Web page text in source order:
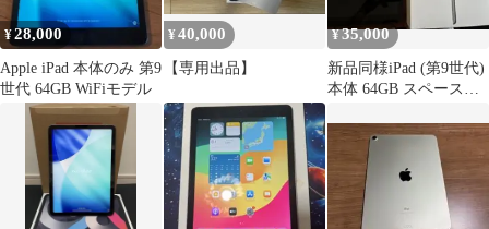
¥28,000
Apple iPad 本体のみ 第9
世代 64GB WiFiモデル
¥40,000
【専用出品】
¥35,000
新品同様iPad (第9世代)
本体 64GB スペースグ